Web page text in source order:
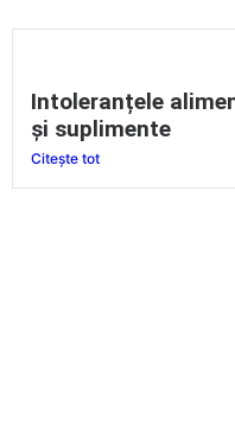
Intoleranțele
și suplimente
Citește tot